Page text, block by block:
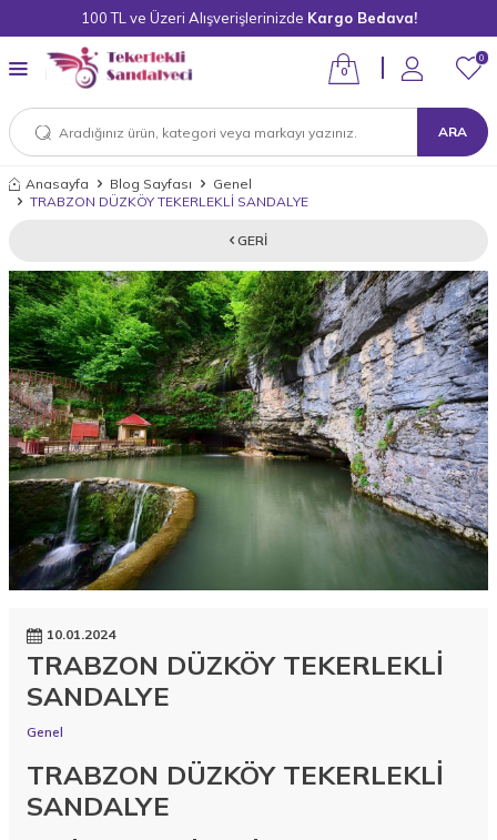
100 TL ve Üzeri Alışverişlerinizde Kargo Bedava!
ARA
0
0
Anasayfa Blog Sayfası
Genel
TRABZON DÜZKÖY TEKERLEKLİ SANDALYE
GERI
10.01.2024
TRABZON DÜZKÖY TEKERLEKLİ
SANDALYE
Genel
TRABZON DÜZKÖY TEKERLEKLİ
SANDALYE